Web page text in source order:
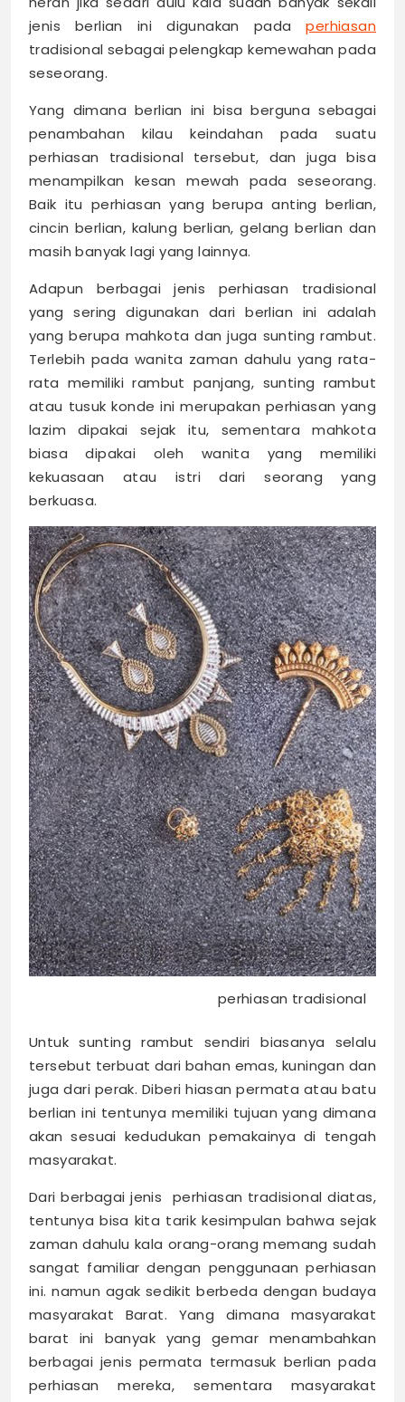
jenis berlian ini digunakan padaperhiasan
tradisional sebagai pelengkap kemewahan pada
seseorang.
Yang dimana berlian ini bisa berguna sebagai
penambahan kilau keindahan pada suatu
perhiasan tradisional tersebut, dan juga bisa
menampilkan kesan mewah pada seseorang.
Baik itu perhiasan yang berupa anting berlian,
cincin berlian, kalung berlian, gelang berlian dan
masih banyak lagi yang lainnya.
Adapun berbagai jenis perhiasan tradisional
yang sering digunakan dari berlian ini adalah
yang berupa mahkota dan juga sunting rambut.
Terlebih pada wanita zaman dahulu yang rata-
rata memiliki rambut panjang, sunting rambut
atau tusuk konde ini merupakan perhiasan yang
lazim dipakai sejak itu, sementara mahkota
biasa dipakai oleh wanita yang memiliki
kekuasaan atau istri dari seorang yang
berkuasa.
perhiasan tradisional
Untuk sunting rambut sendiri biasanya selalu
tersebut terbuat dari bahan emas, kuningan dan
juga dari perak. Diberi hiasan permata atau batu
berlian ini tentunya memiliki tujuan yang dimana
akan sesuai kedudukan pemakainya di tengah
masyarakat.
Dari berbagai jenis perhiasan tradisional diatas,
tentunya bisa kita tarik kesimpulan bahwa sejak
zaman dahulu kala orang-orang memang sudah
sangat familiar dengan penggunaan perhiasan
ini. namun agak sedikit berbeda dengan budaya
masyarakat Barat. Yang dimana masyarakat
barat ini banyak yang gemar menambahkan
berbagai jenis permata termasuk berlian pada
perhiasan mereka, sementara masyarakat